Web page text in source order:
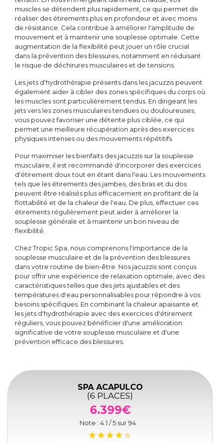
muscles se détendent plus rapidement, ce qui permet de
réaliser des étirements plus en profondeur et avec moins
de résistance. Cela contribue à améliorer l'amplitude de
mouvement et à maintenir une souplesse optimale. Cette
augmentation de la flexibilité peut jouer un rôle crucial
dans la prévention des blessures, notamment en réduisant
le risque de déchirures musculaires et de tensions.
Les jets d'hydrothérapie présents dans les jacuzzis peuvent
également aider à cibler des zones spécifiques du corps où
les muscles sont particulièrement tendus. En dirigeant les
jets vers les zones musculaires tendues ou douloureuses,
vous pouvez favoriser une détente plus ciblée, ce qui
permet une meilleure récupération après des exercices
physiques intenses ou des mouvements répétitifs.
Pour maximiser les bienfaits des jacuzzis sur la souplesse
musculaire, il est recommandé d'incorporer des exercices
d'étirement doux tout en étant dans l'eau. Les mouvements
tels que les étirements des jambes, des bras et du dos
peuvent être réalisés plus efficacement en profitant de la
flottabilité et de la chaleur de l'eau. De plus, effectuer ces
étirements régulièrement peut aider à améliorer la
souplesse générale et à maintenir un bon niveau de
flexibilité.
Chez Tropic Spa, nous comprenons l'importance de la
souplesse musculaire et de la prévention des blessures
dans votre routine de bien-être. Nos jacuzzis sont conçus
pour offrir une expérience de relaxation optimale, avec des
caractéristiques telles que des jets ajustables et des
températures d'eau personnalisables pour répondre à vos
besoins spécifiques. En combinant la chaleur apaisante et
les jets d'hydrothérapie avec des exercices d'étirement
réguliers, vous pouvez bénéficier d'une amélioration
significative de votre souplesse musculaire et d'une
prévention efficace des blessures.
SPA ACAPULCO
(6 PLACES)
6.399€
Note : 4.1 / 5 sur94